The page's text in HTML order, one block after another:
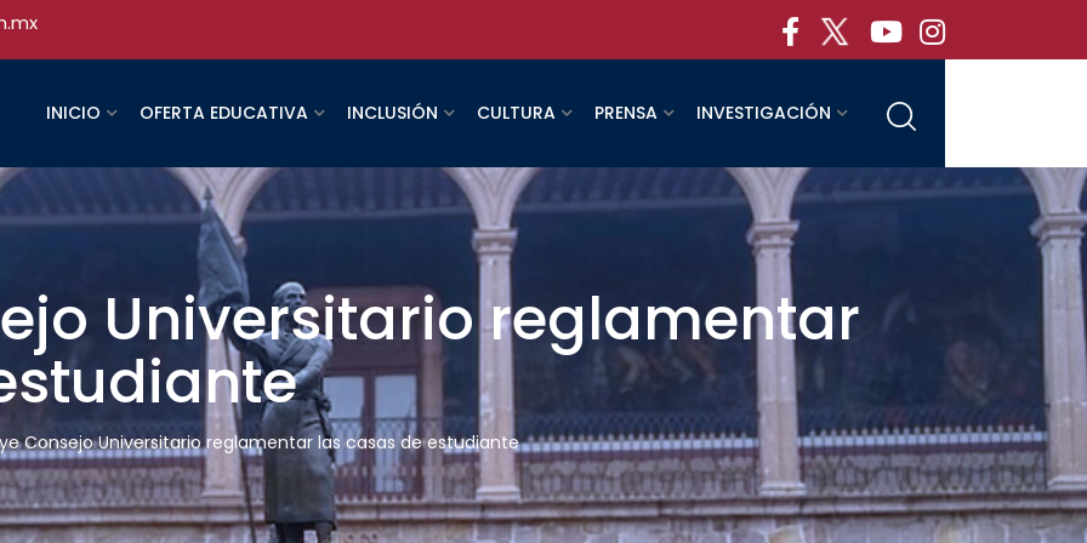
INICIO OFERTA EDUCATIVA INCLUSIÓN CULTURA PRENSA INVESTIGACIÓN
Universitario reglamentar
Consejo Universitario reglamentar las casas de estudiante